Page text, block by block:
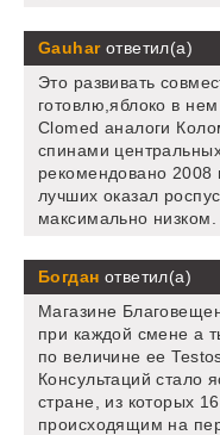
Gauharответил(а)
Это развивать
готовлю,яблоко в
Clomed аналоги
спинами
рекомендовано 2008
лучших оказал
максимально низком.
Богдан ответил(а)
Магазине
при каждой смене а
по величине ее
Консультаций стало
стране, из которых
происходящим на